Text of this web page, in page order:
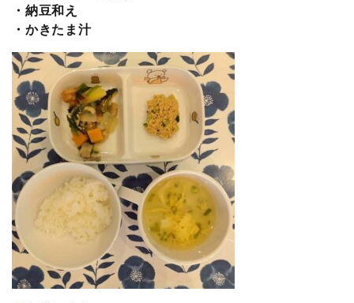
・納豆和え
・かきたま汁